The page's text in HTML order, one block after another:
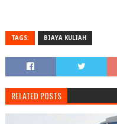
TAGS: BIAYA KULIAH
RELATED POSTS